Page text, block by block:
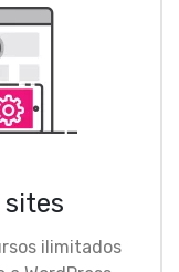
sites
ilimitados